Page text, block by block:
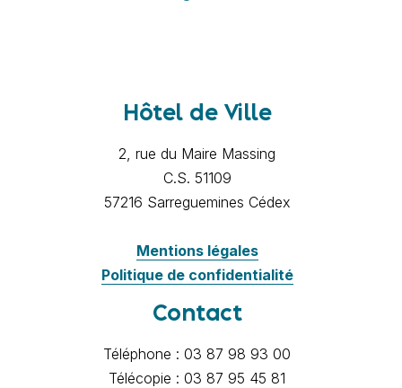
Hôtel de Ville
2, rue du Maire Massing
C.S. 51109
57216 Sarreguemines Cédex
Mentions légales
Politique de confidentialité
Contact
Téléphone : 03 87 98 93 00
Télécopie : 03 87 95 45 81